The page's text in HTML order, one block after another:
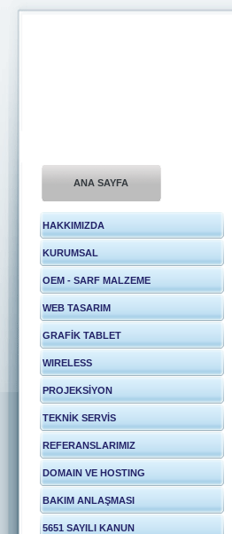
ANA SAYFA
HAKKIMIZDA
KURUMSAL
OEM - SARF MALZEME
WEB TASARIM
GRAFİK TABLET
WIRELESS
PROJEKSİYON
TEKNİK SERVİS
REFERANSLARIMIZ
DOMAIN VE HOSTING
BAKIM ANLAŞMASI
5651 SAYILI KANUN